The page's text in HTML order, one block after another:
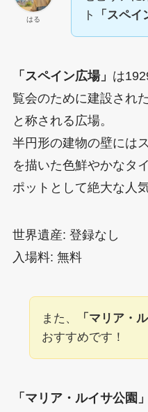
はる
ト
「スペイ
「スペイン広場」 は
覧会のために建設され
と称される広場。
半円形の建物の壁には
を描いた色鮮やかなタ
ポットとして絶大な人
世界遺産: 登録なし
入場料: 無料
また、 「マリア・
おすすめです！
「マリア・ルイサ公園」